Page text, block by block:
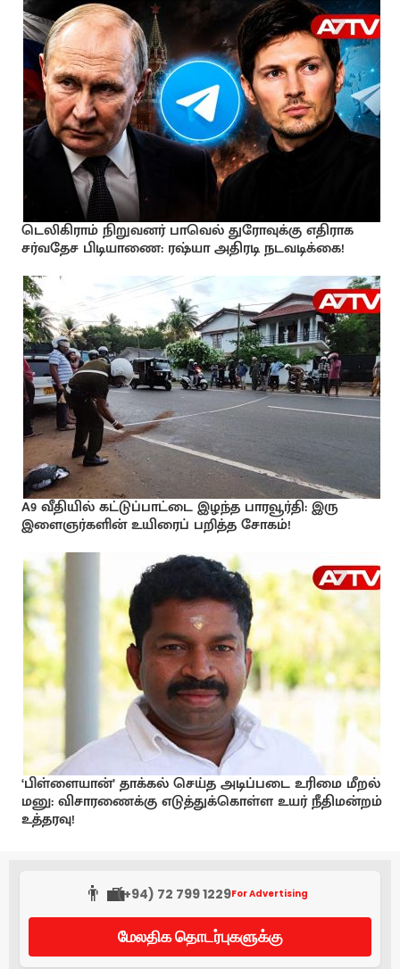
டெலிகிராம் நிறுவனர் பாவெல் துரோவுக்கு எதிராக
சர்வதேச பிடியாணை: ரஷ்யா அதிரடி நடவடிக்கை!
A9 வீதியில் கட்டுப்பாட்டை இழந்த பாரவூர்தி: இரு
இளைஞர்களின் உயிரைப் பறித்த சோகம்!
‘பிள்ளையான்’ தாக்கல் செய்த அடிப்படை உரிமை மீறல்
மனு: விசாரணைக்கு எடுத்துக்கொள்ள உயர் நீதிமன்றம்
உத்தரவு!
👨‍💼(+94) 72 799 1229For Advertising
மேலதிக தொடர்புகளுக்கு